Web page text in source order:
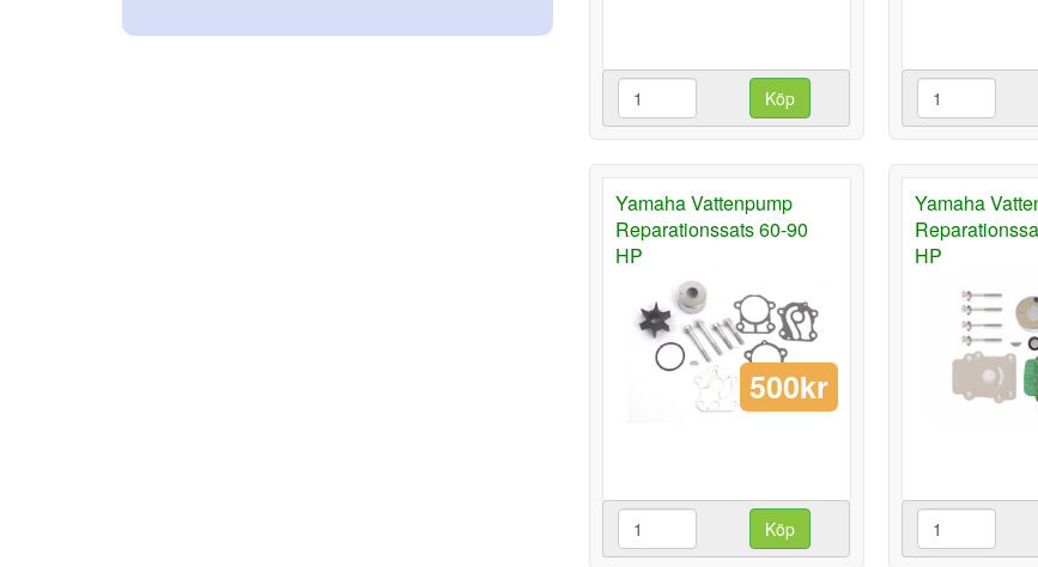
Köp
Yamaha Vattenpump
Reparationssats 60-90
HP
500kr
Köp
Yamaha
HP